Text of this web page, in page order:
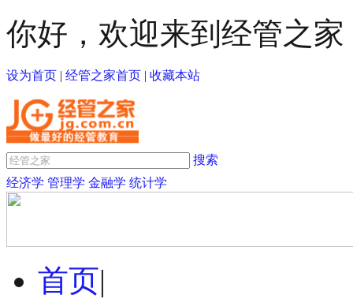
你好，欢迎来到经管之家
设为首页 | 经管之家首页 | 收藏本站
搜索
经济学 管理学 金融学 统计学
首页|